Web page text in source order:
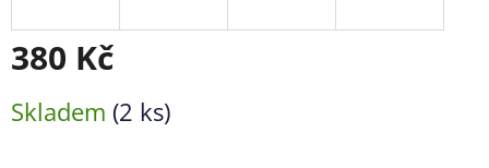
380 Kč
cena:
Skladem (2 ks)